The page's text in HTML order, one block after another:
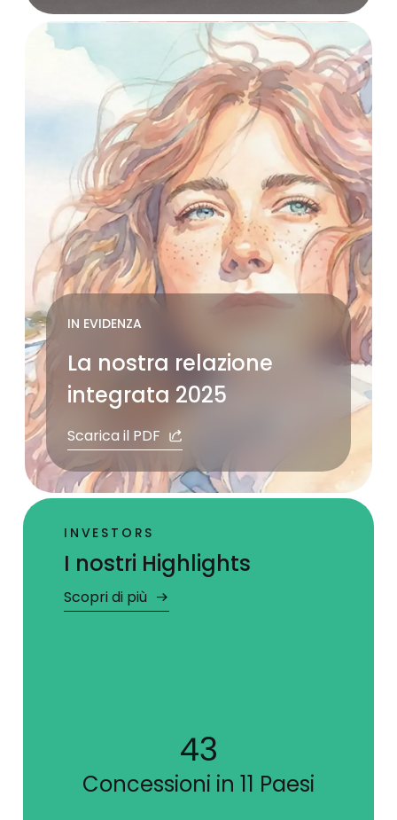
IN EVIDENZA
La nostra relazione
integrata 2025
Scarica il PDF
INVESTORS
I nostri Highlights
Scopri di più
5
Scali aeroportuali in gestione